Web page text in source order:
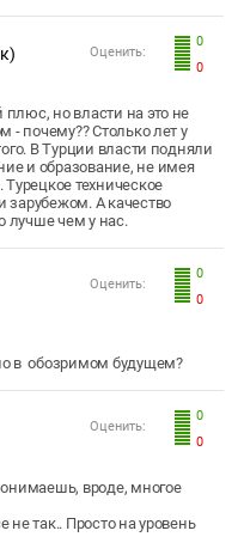
0
0
Оценить:
но власти на это не
- почему?? Столько лет у
В Турции власти подняли
и образование, не имея
техническое
зарубежом. А качество
лучше чем у нас.
0
0
Оценить:
в обозримом будущем?
0
0
Оценить:
вроде, многое
не так.. Просто на уровень